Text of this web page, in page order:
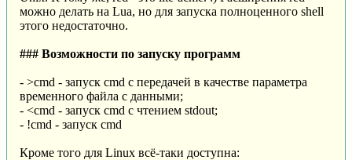
можно делать на Lua, но для запуска полноценного shell
этого недостаточно.
### Возможности по запуску программ
- >cmd - запуск cmd с передачей в качестве параметра
временного файла с данными;
- <cmd - запуск cmd с чтением stdout;
- !cmd - запуск cmd
Кроме того для Linux всё-таки доступна: